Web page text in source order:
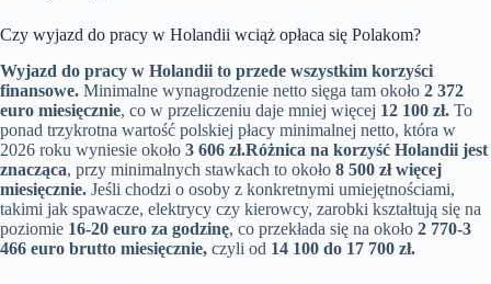
Czy wyjazd do pracy w Holandii wciąż opłaca się Polakom?
Wyjazd do pracy w Holandii to przede wszystkim korzyści
finansowe. Minimalne wynagrodzenie netto sięga tam około 2 372
euro miesięcznie, co w przeliczeniu daje mniej więcej 12 100 zł. To
ponad trzykrotna wartość polskiej płacy minimalnej netto, która w
2026 roku wyniesie około 3 606 zł.Różnica na korzyść Holandii jest
znacząca, przy minimalnych stawkach to około 8 500 zł więcej
miesięcznie. Jeśli chodzi o osoby z konkretnymi umiejętnościami,
takimi jak spawacze, elektrycy czy kierowcy, zarobki kształtują się na
poziomie 16-20 euro za godzinę, co przekłada się na około 2 770-3
466 euro brutto miesięcznie, czyli od 14 100 do 17 700 zł.